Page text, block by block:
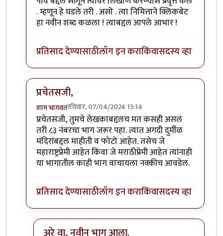
. म्हणून हे घडले तरी . असो . त्या निमित्ताने क्लिकबेट
हा नवीन शब्द कळला ! त्याबद्दल आपले आभार !
प्रतिसाद देण्यासाठीलॉग इन कराकिंवासदस्य व्हा
प्रचेतसजी,
शाम भागवतरविवार, 07/04/2024 15:14
In reply toदुर्दैवाने हा धागाbyप्रचेतस
प्रचेतसजी, तुमचे लेखकाबद्दलच मत कसही असलं
तरी ८३ नंबरचा भाग जरूर पहा. त्यात अगदी दुर्मीळ
मंदिरांबद्दल माहीती व फोटो आहेत. तसेच जे
महाराष्ट्रप्रेमी आहेत किंवा जे मराठीप्रेमी आहेत त्यांनाही
या भागातील काही भाग वाचायला नक्कीच आवडेल.
प्रतिसाद देण्यासाठीलॉग इन कराकिंवासदस्य व्हा